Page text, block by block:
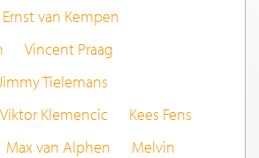
Ernst van Kempen
Vincent Praag
Tielemans
Viktor Klemencic
Kees Fens
Max van Alphen
Melvin